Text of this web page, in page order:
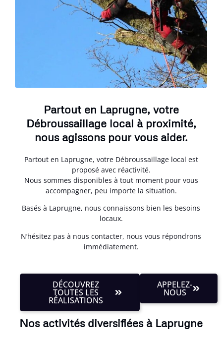
Partout en Laprugne, votre
Débroussaillage local à proximité,
nous agissons pour vous aider.
Partout en Laprugne, votre Débroussaillage local est
proposé avec réactivité.
Nous sommes disponibles à tout moment pour vous
accompagner, peu importe la situation.
Basés à Laprugne, nous connaissons bien les besoins
locaux.
N’hésitez pas à nous contacter, nous vous répondrons
immédiatement.
DÉCOUVREZ
TOUTES LES
RÉALISATIONS
APPELEZ-
NOUS
Nos activités diversifiées à Laprugne